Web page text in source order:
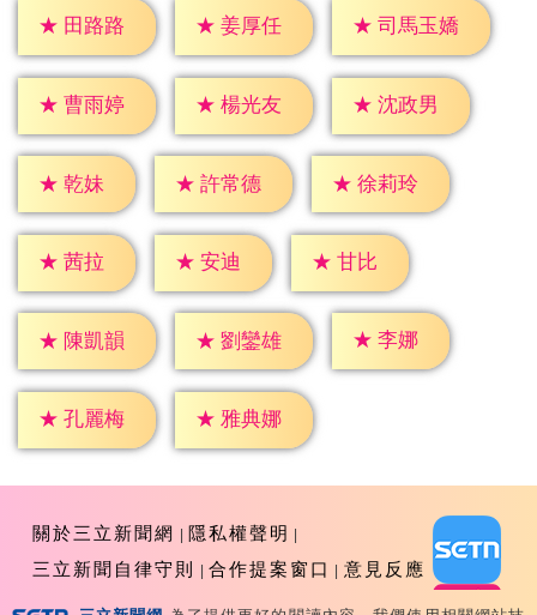
★ 田路路 ★ 姜厚任 ★ 司馬玉嬌
★ 曹雨婷 ★ 楊光友 ★ 沈政男
★ 乾妹 ★ 許常德 ★ 徐莉玲
★ 茜拉 ★ 安迪 ★ 甘比
★ 陳凱韻 ★ 劉鑾雄 ★ 李娜
★ 孔麗梅 ★ 雅典娜
關於三立新聞網
隱私權聲明
三立新聞自律守則
合作提案窗口 意見反應